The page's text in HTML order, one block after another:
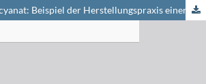
Chlorsulfonylisocyanat: Beispiel der Herstellungspraxis einer hochreaktiven Substanz